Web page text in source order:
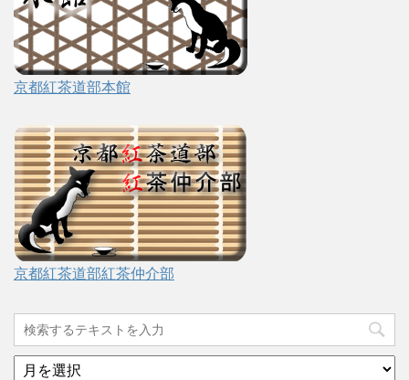
京都紅茶道部本館
京都紅茶道部紅茶仲介部
ア